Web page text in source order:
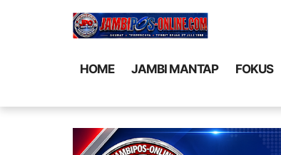
HOME JAMBI MANTAP FOKUS